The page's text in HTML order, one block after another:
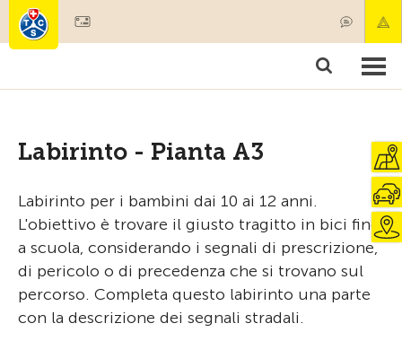
Prodotti & Servizi
Labirinto - Pianta A3
Labirinto per i bambini dai 10 ai 12 anni.
L'obiettivo è trovare il giusto tragitto in bici fino
a scuola, considerando i segnali di prescrizione,
di pericolo o di precedenza che si trovano sul
percorso. Completa questo labirinto una parte
con la descrizione dei segnali stradali.